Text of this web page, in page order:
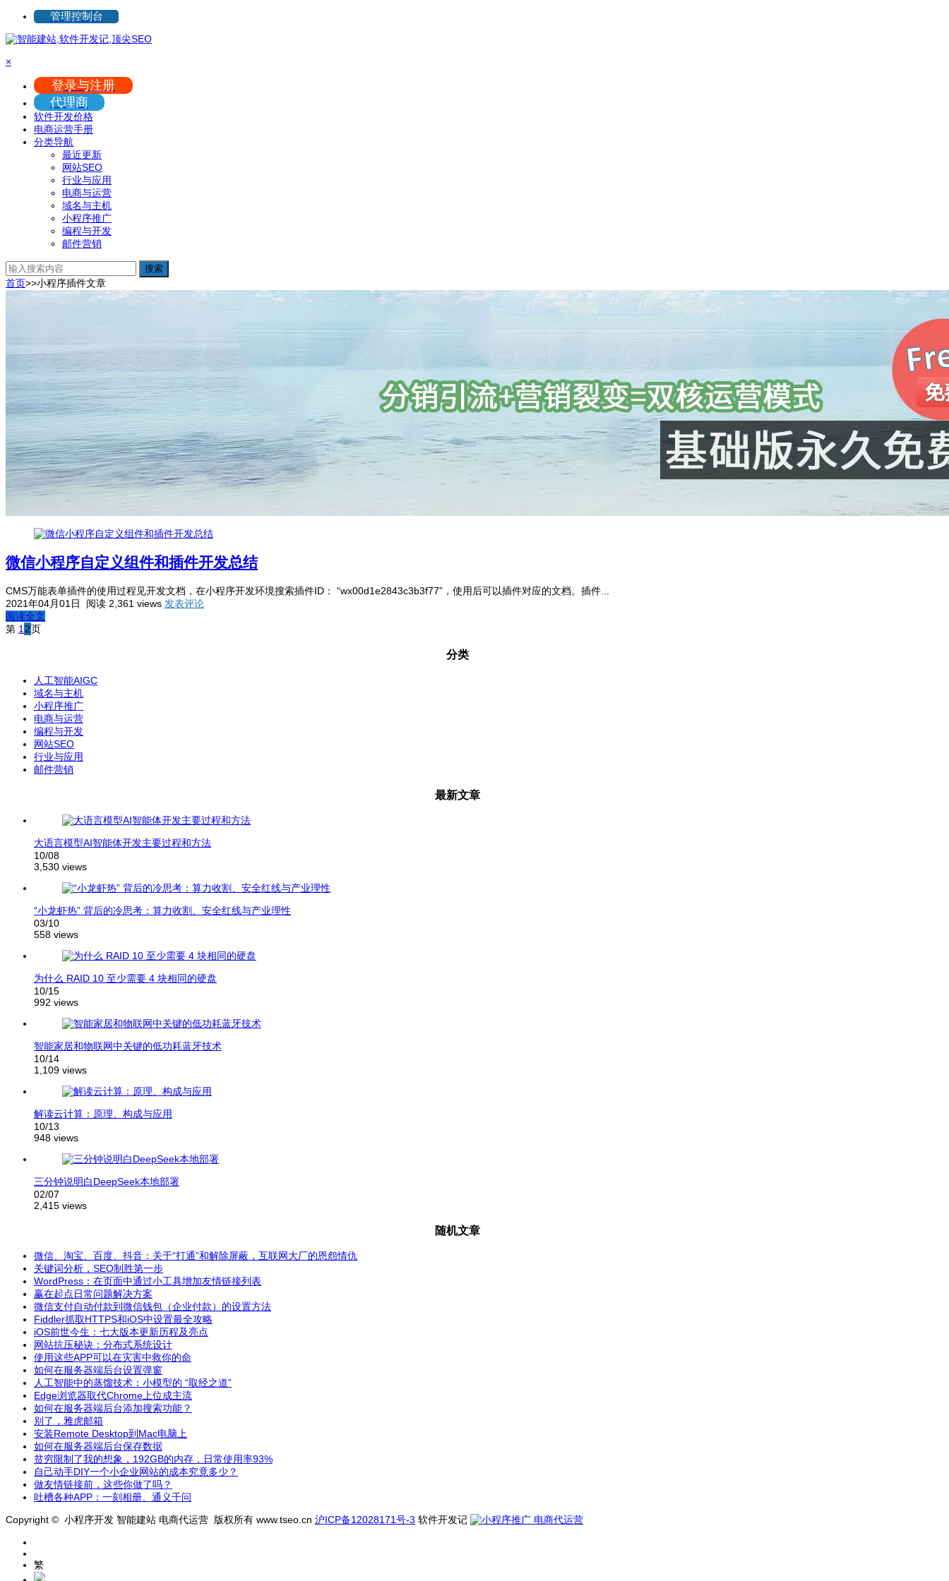
管理控制台
×
登录与注册
代理商
软件开发价格
电商运营手册
分类导航
最近更新
网站SEO
行业与应用
电商与运营
域名与主机
小程序推广
编程与开发
邮件营销
搜索
首页>>小程序插件文章
微信小程序自定义组件和插件开发总结
CMS万能表单插件的使用过程见开发文档，在小程序开发环境搜索插件ID： “wx00d1e2843c3b3f77”，使用后可以插件对应的文档。插件...
2021年04月01日
阅读 2,361 views 发表评论
阅读全文
第 1 2页
分类
人工智能AIGC
域名与主机
小程序推广
电商与运营
编程与开发
网站SEO
行业与应用
邮件营销
最新文章
大语言模型AI智能体开发主要过程和方法
10/08
3,530 views
“小龙虾热” 背后的冷思考：算力收割、安全红线与产业理性
03/10
558 views
为什么 RAID 10 至少需要 4 块相同的硬盘
10/15
992 views
智能家居和物联网中关键的低功耗蓝牙技术
10/14
1,109 views
解读云计算：原理、构成与应用
10/13
948 views
三分钟说明白DeepSeek本地部署
02/07
2,415 views
随机文章
微信、淘宝、百度、抖音：关于“打通”和解除屏蔽，互联网大厂的恩怨情仇
关键词分析，SEO制胜第一步
WordPress：在页面中通过小工具增加友情链接列表
赢在起点日常问题解决方案
微信支付自动付款到微信钱包（企业付款）的设置方法
Fiddler抓取HTTPS和iOS中设置最全攻略
iOS前世今生：七大版本更新历程及亮点
网站抗压秘诀：分布式系统设计
使用这些APP可以在灾害中救你的命
如何在服务器端后台设置弹窗
人工智能中的蒸馏技术：小模型的 “取经之道”
Edge浏览器取代Chrome上位成主流
如何在服务器端后台添加搜索功能？
别了，雅虎邮箱
安装Remote Desktop到Mac电脑上
如何在服务器端后台保存数据
贫穷限制了我的想象，192GB的内存，日常使用率93%
自己动手DIY一个小企业网站的成本究竟多少？
做友情链接前，这些你做了吗？
吐槽各种APP：一刻相册、通义千问
Copyright © 小程序开发 智能建站 电商代运营 版权所有 www.tseo.cn 沪ICP备12028171号-3 软件开发记
繁